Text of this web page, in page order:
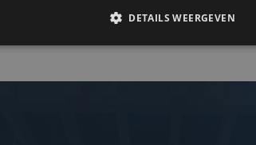
DETAILS WEERGEVEN